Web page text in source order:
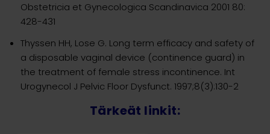
Obstetricia et Gynecologica Scandinavica 2001 80:
428-431
Thyssen HH, Lose G. Long term efficacy and safety of
a disposable vaginal device (continence guard) in
the treatment of female stress incontinence. Int
Urogynecol J Pelvic Floor Dysfunct. 1997;8(3):130-2
Tärkeät linkit: